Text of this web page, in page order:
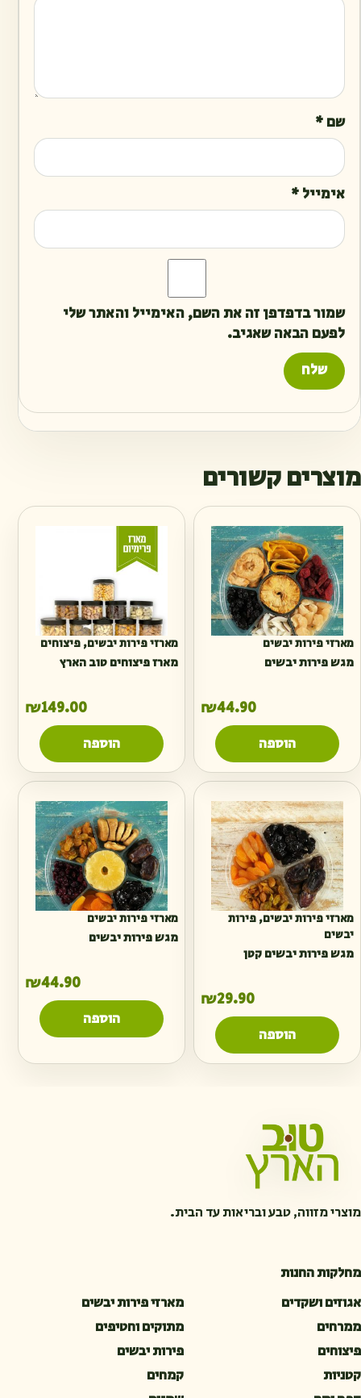
שם*
אימייל*
שמור בדפדפן זה את השם, האימייל והאתר שלי
לפעם הבאה שאגיב.
מוצרים קשורים
מארזי פירות יבשים
מגש פירות יבשים
₪44.90
הוספה
מארזי פירות יבשים, פיצוחים
מארז פיצוחים טוב הארץ
₪149.00
הוספה
מארזי פירות יבשים, פירות
יבשים
מגש פירות יבשים קטן
₪29.90
הוספה
מארזי פירות יבשים
מגש פירות יבשים
₪44.90
הוספה
מוצרי מזווה, טבע ובריאות עד הבית.
מחלקות החנות
אגוזים ושקדים
מארזי פירות יבשים
ממרחים
מתוקים וחטיפים
פיצוחים
פירות יבשים
קטניות
קמחים